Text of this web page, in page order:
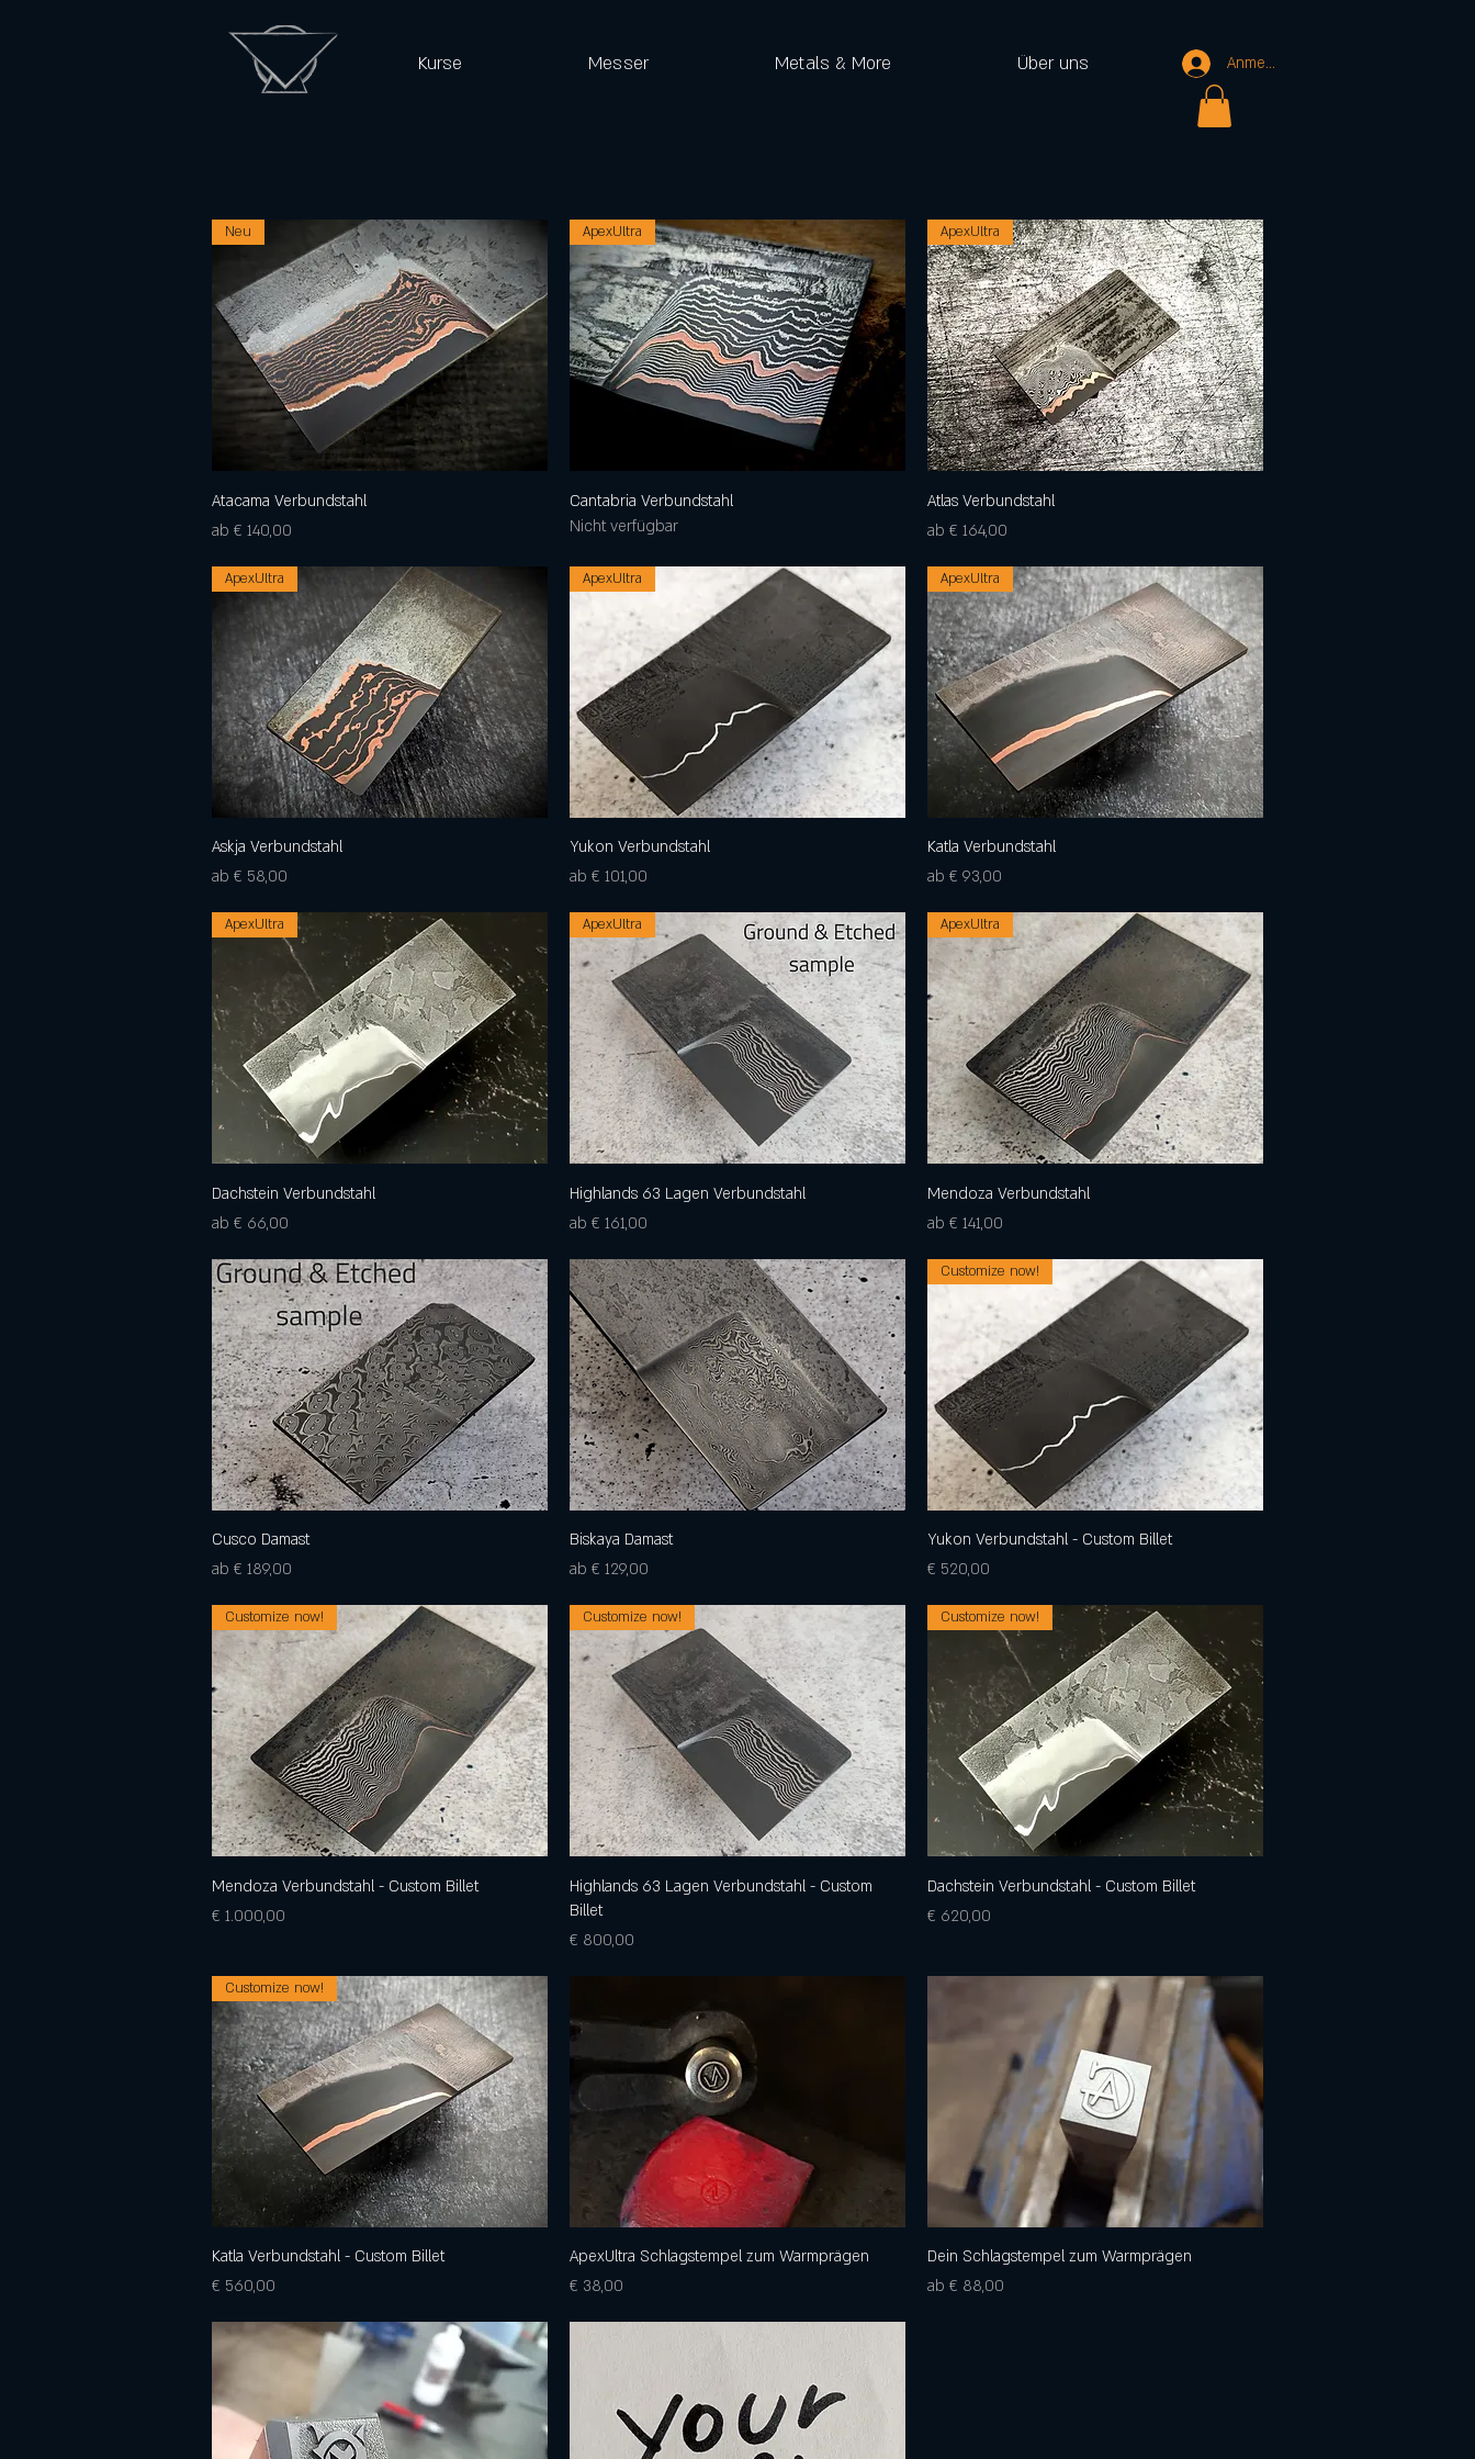
Kurse Messer Metals & More Über uns Anmelden
Schnellansicht
Neu
Atacama Verbundstahl
ab € 140,00
Sale-Preis
Schnellansicht
ApexUltra
Cantabria Verbundstahl
Nicht verfügbar
Schnellansicht
ApexUltra
Atlas Verbundstahl
ab € 164,00
Sale-Preis
Schnellansicht
ApexUltra
Askja Verbundstahl
ab € 58,00
Sale-Preis
Schnellansicht
ApexUltra
Yukon Verbundstahl
ab € 101,00
Sale-Preis
Schnellansicht
ApexUltra
Katla Verbundstahl
ab € 93,00
Sale-Preis
Schnellansicht
ApexUltra
Dachstein Verbundstahl
ab € 66,00
Sale-Preis
Schnellansicht
ApexUltra
Highlands 63 Lagen Verbundstahl
ab € 161,00
Sale-Preis
Schnellansicht
ApexUltra
Mendoza Verbundstahl
ab € 141,00
Sale-Preis
Cusco Damast
ab € 189,00
Sale-Preis
Biskaya Damast
ab € 129,00
Sale-Preis
Schnellansicht
Customize now!
Yukon Verbundstahl - Custom Billet
Preis
€ 520,00
Schnellansicht
Customize now!
Mendoza Verbundstahl - Custom Billet
Preis
€ 1.000,00
Schnellansicht
Customize now!
Highlands 63 Lagen Verbundstahl - Custom
Billet
Preis
€ 800,00
Schnellansicht
Customize now!
Dachstein Verbundstahl - Custom Billet
Preis
€ 620,00
Schnellansicht
Customize now!
Katla Verbundstahl - Custom Billet
Preis
€ 560,00
Schnellansicht
ApexUltra Schlagstempel zum Warmprägen
Preis
€ 38,00
Schnellansicht
Dein Schlagstempel zum Warmprägen
ab € 88,00
Sale-Preis